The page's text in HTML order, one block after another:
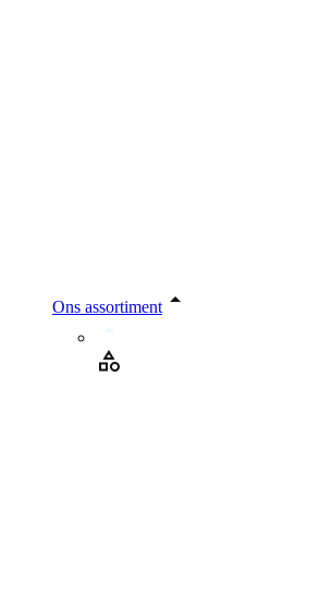
Ons assortiment